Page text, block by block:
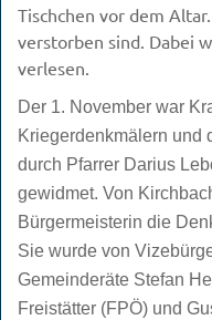
Tischchen vor dem
verstorben sind. Dabei
verlesen.
Der 1. November war
Kriegerdenkmälern und
durch Pfarrer Darius
gewidmet. Von
Bürgermeisterin die
Sie wurde von
Gemeinderäte Stefan
Freistätter (FPÖ) und